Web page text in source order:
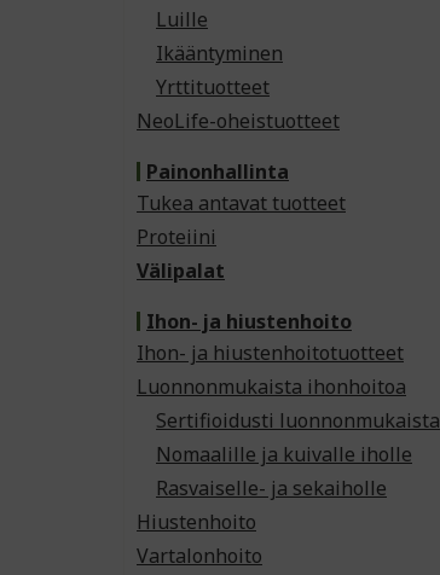
Luille
Ikääntyminen
Yrttituotteet
NeoLife-oheistuotteet
Painonhallinta
Tukea antavat tuotteet
Proteiini
Välipalat
Ihon- ja hiustenhoito
Ihon- ja hiustenhoitotuotteet
Luonnonmukaista ihonhoitoa
Sertifioidusti luonnonmukaista
Nomaalille ja kuivalle iholle
Rasvaiselle- ja sekaiholle
Hiustenhoito
Vartalonhoito